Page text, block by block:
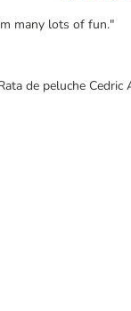
many lots of fun."
de peluche